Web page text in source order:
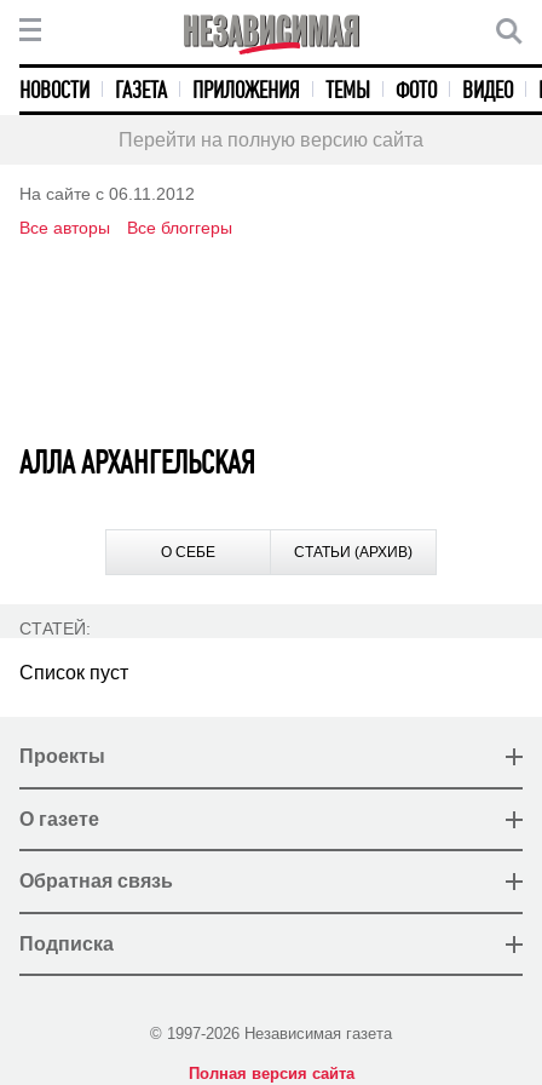
НОВОСТИ ГАЗЕТА ПРИЛОЖЕНИЯ ТЕМЫ ФОТО ВИДЕО
Перейти на полную версию сайта
На сайте с 06.11.2012
Все авторы
Все блоггеры
АЛЛА АРХАНГЕЛЬСКАЯ
О СЕБЕ СТАТЬИ (АРХИВ)
СТАТЕЙ:
Список пуст
Проекты
О газете
Обратная связь
Подписка
© 1997-2026 Независимая газета
Полная версия сайта